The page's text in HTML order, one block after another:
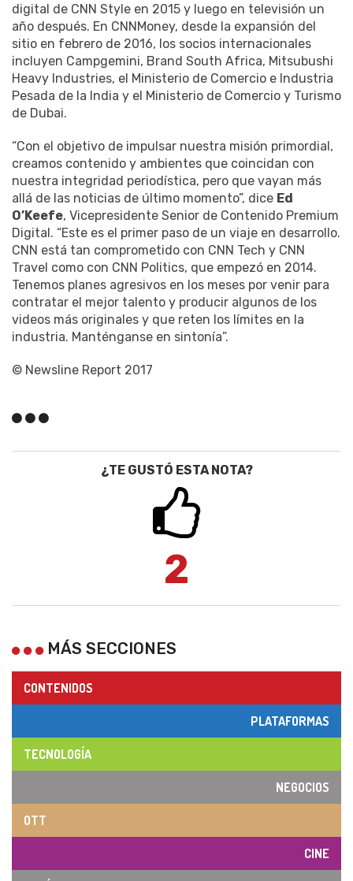
digital de CNN Style en 2015 y luego en televisión un
año después. En CNNMoney, desde la expansión del
sitio en febrero de 2016, los socios internacionales
incluyen Campgemini, Brand South Africa, Mitsubushi
Heavy Industries, el Ministerio de Comercio e Industria
Pesada de la India y el Ministerio de Comercio y Turismo
de Dubai.
“Con el objetivo de impulsar nuestra misión primordial,
creamos contenido y ambientes que coincidan con
nuestra integridad periodística, pero que vayan más
allá de las noticias de último momento”, dice Ed
O’Keefe, Vicepresidente Senior de Contenido Premium
Digital. “Este es el primer paso de un viaje en desarrollo.
CNN está tan comprometido con CNN Tech y CNN
Travel como con CNN Politics, que empezó en 2014.
Tenemos planes agresivos en los meses por venir para
contratar el mejor talento y producir algunos de los
videos más originales y que reten los límites en la
industria. Manténganse en sintonía”.
© Newsline Report 2017
¿TE GUSTÓ ESTA NOTA?
2
MÁS SECCIONES
CONTENIDOS
PLATAFORMAS
TECNOLOGÍA
NEGOCIOS
OTT
CINE